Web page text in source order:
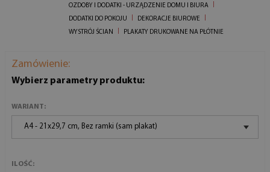
OZDOBY I DODATKI - URZĄDZENIE DOMU I BIURA
DODATKI DO POKOJU
DEKORACJE BIUROWE
WYSTRÓJ ŚCIAN
PLAKATY DRUKOWANE NA PŁÓTNIE
Zamówienie:
Wybierz parametry produktu:
WARIANT:
A4 - 21x29,7 cm, Bez ramki (sam plakat)
ILOŚĆ: